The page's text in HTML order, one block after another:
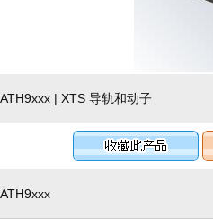
| XTS 导轨和动子